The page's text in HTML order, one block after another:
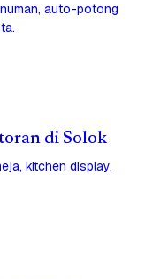
auto-potong
di Solok
kitchen display,